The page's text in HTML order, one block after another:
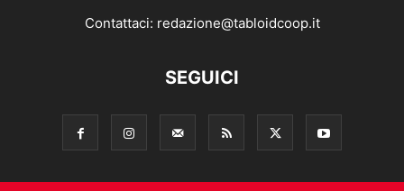
Contattaci: redazione@tabloidcoop.it
SEGUICI